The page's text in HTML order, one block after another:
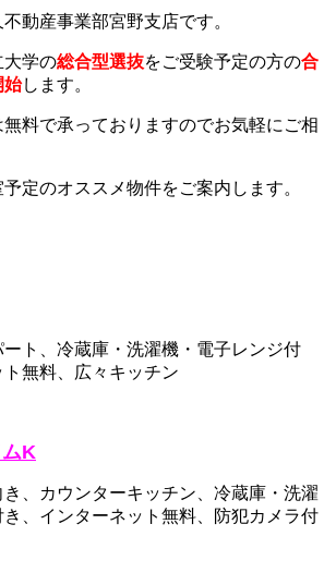
動産事業部宮野支店です。
大学の総合型選抜をご受験予定の方の合
始します。
料で承っておりますのでお気軽にご相
定のオススメ物件をご案内します。
ート、冷蔵庫・洗濯機・電子レンジ付
無料、広々キッチン
K
、カウンターキッチン、冷蔵庫・洗濯
、インターネット無料、防犯カメラ付